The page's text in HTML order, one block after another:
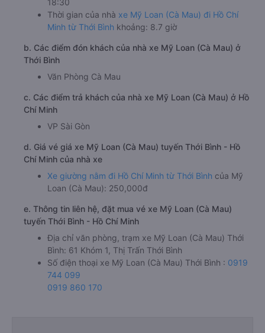
Thời gian của nhà xe Mỹ Loan (Cà Mau) đi Hồ Chí
Minh từ Thới Bình khoảng: 8.7 giờ
b. Các điểm đón khách của nhà xe Mỹ Loan (Cà Mau) ở
Thới Bình
Văn Phòng Cà Mau
c. Các điểm trả khách của nhà xe Mỹ Loan (Cà Mau) ở Hồ
Chí Minh
VP Sài Gòn
d. Giá vé giá xe Mỹ Loan (Cà Mau) tuyến Thới Bình - Hồ
Chí Minh của nhà xe
Xe giường nằm đi Hồ Chí Minh từ Thới Bình của Mỹ
Loan (Cà Mau): 250,000đ
e. Thông tin liên hệ, đặt mua vé xe Mỹ Loan (Cà Mau)
tuyến Thới Bình - Hồ Chí Minh
Địa chỉ văn phòng, trạm xe Mỹ Loan (Cà Mau) Thới
Bình: 61 Khóm 1, Thị Trấn Thới Bình
Số điện thoại xe Mỹ Loan (Cà Mau) Thới Bình : 0919
744 099
0919 860 170